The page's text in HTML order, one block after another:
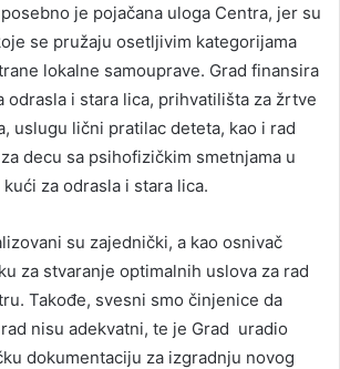
je pojačana uloga Centra, jer su
se pružaju osetljivim kategorijama
lokalne samouprave. Grad finansira
odrasla i stara lica, prihvatilišta za žrtve
uslugu lični pratilac deteta, kao i rad
decu sa psihofizičkim smetnjama u
za odrasla i stara lica.
su zajednički, a kao osnivač
za stvaranje optimalnih uslova za rad
Takođe, svesni smo činjenice da
nisu adekvatni, te je Grad uradio
dokumentaciju za izgradnju novog